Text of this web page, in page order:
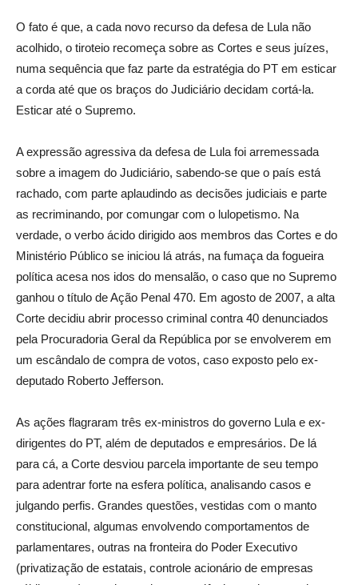
O fato é que, a cada novo recurso da defesa de Lula não
acolhido, o tiroteio recomeça sobre as Cortes e seus juízes,
numa sequência que faz parte da estratégia do PT em esticar
a corda até que os braços do Judiciário decidam cortá-la.
Esticar até o Supremo.
A expressão agressiva da defesa de Lula foi arremessada
sobre a imagem do Judiciário, sabendo-se que o país está
rachado, com parte aplaudindo as decisões judiciais e parte
as recriminando, por comungar com o lulopetismo. Na
verdade, o verbo ácido dirigido aos membros das Cortes e do
Ministério Público se iniciou lá atrás, na fumaça da fogueira
política acesa nos idos do mensalão, o caso que no Supremo
ganhou o título de Ação Penal 470. Em agosto de 2007, a alta
Corte decidiu abrir processo criminal contra 40 denunciados
pela Procuradoria Geral da República por se envolverem em
um escândalo de compra de votos, caso exposto pelo ex-
deputado Roberto Jefferson.
As ações flagraram três ex-ministros do governo Lula e ex-
dirigentes do PT, além de deputados e empresários. De lá
para cá, a Corte desviou parcela importante de seu tempo
para adentrar forte na esfera política, analisando casos e
julgando perfis. Grandes questões, vestidas com o manto
constitucional, algumas envolvendo comportamentos de
parlamentares, outras na fronteira do Poder Executivo
(privatização de estatais, controle acionário de empresas